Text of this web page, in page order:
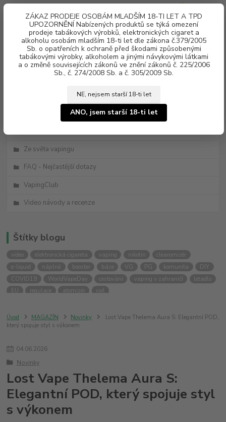
ZÁKAZ PRODEJE OSOBÁM MLADŠÍM 18-TI LET A TPD
UPOZORNĚNÍ Nabízených produktů se týká omezení
prodeje tabákových výrobků, elektronických cigaret a
alkoholu osobám mladším 18-ti let dle zákona č.379/2005
Sb. o opatřeních k ochraně před škodami způsobenými
tabákovými výrobky, alkoholem a jinými návykovými látkami
a o změně souvisejících zákonů ve znění zákonů č. 225/2006
Sb., č. 274/2008 Sb. a č. 305/2009 Sb.
NE, nejsem starší 18-ti let
ANO, jsem starší 18-ti let
Menu
za0 Kč
Ze světa vapingu
FAQ - Nejčastější dotazy
VapingClub
Video návody a recenze
Štítky blogu
video elektronická cigareta vaping nikotin
clearomizér
e-liquid
náplně booster báze VG PG komunita
DIY
COVID19
WorldVapeDay cestování vaping v zahraničí
letadlo
EU
regulace atomizér coil
Úvod MAGAZÍN Novinky
Lost Vape Thelema Aura S: Elegantní POD,
který spojuje styl s výkonem
04.06.2026
Novinky
Lost Vape Thelema Aura S:
Elegantní POD, který spojuje styl
s výkonem